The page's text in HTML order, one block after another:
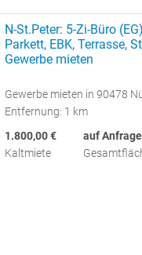
N-St.Peter: 5-Zi-Büro
Parkett, EBK, Terrasse,
Gewerbe mieten
Gewerbe mieten in 90478
Entfernung: 1 km
1.800,00 €
Kaltmiete
auf Anfrage